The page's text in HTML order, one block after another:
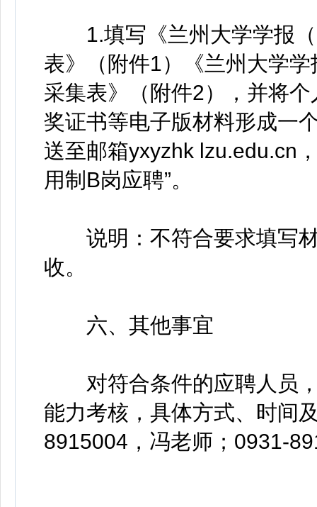
1.填写《兰州大学学报（
表》（附件1）《兰州大学
采集表》（附件2），并将
奖证书等电子版材料形成一
送至邮箱yxyzhk lzu.edu.cn
用制B岗应聘”。
说明：不符合要求填写材
收。
六、其他事宜
对符合条件的应聘人员，
能力考核，具体方式、时间
8915004，冯老师；0931-